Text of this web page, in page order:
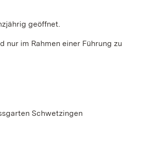
geöffnet.
nur im Rahmen einer Führung zu
Schwetzingen